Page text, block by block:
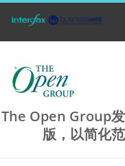
The Open Group
版，以简化